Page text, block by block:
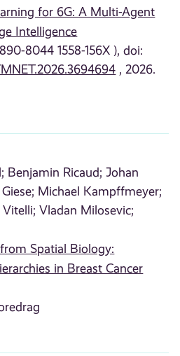
for 6G: A Multi-Agent
Intelligence
8044 1558-156X ), doi:
, 2026.
Benjamin Ricaud; Johan
Michael Kampffmeyer;
Vitelli; Vladan Milosevic;
Spatial Biology:
in Breast Cancer